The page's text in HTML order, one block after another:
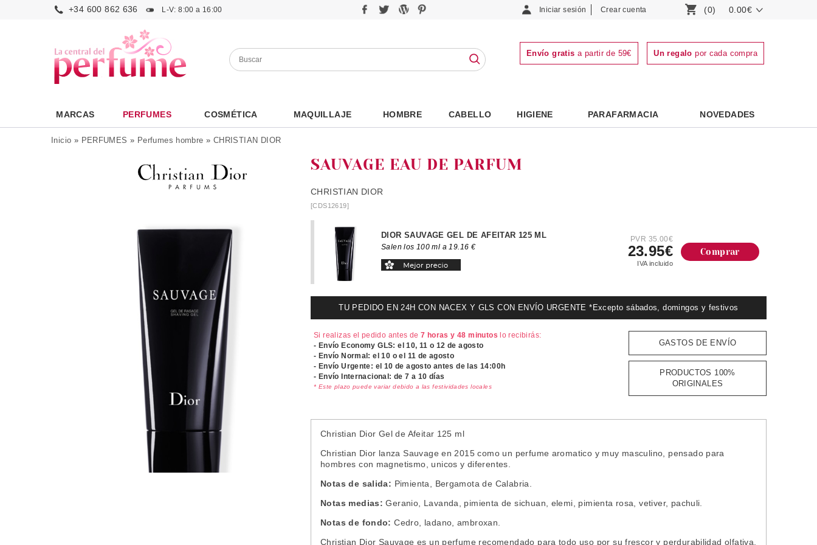
+34 600 862 636 L-V: 8:00 a 16:00 Iniciar sesión Crear cuenta (0) 0.00€
Envío gratis a partir de 59€ Un regalo por cada compra
MARCAS PERFUMES COSMÉTICA MAQUILLAJE HOMBRE CABELLO HIGIENE PARAFARMACIA NOVEDADES
Inicio » PERFUMES » Perfumes hombre » CHRISTIAN DIOR
SAUVAGE EAU DE PARFUM
CHRISTIAN DIOR
[CDS12619]
DIOR SAUVAGE GEL DE AFEITAR 125 ML
Salen los 100 ml a 19.16 €
PVR 35.00€
23.95€
IVA incluido
Comprar
TU PEDIDO EN 24H CON NACEX Y GLS CON ENVÍO URGENTE *Excepto sábados, domingos y festivos
Si realizas el pedido antes de7 horas y 48 minutos lo recibirás:
- Envío Economy GLS: el10, 11 o 12 de agosto
- Envío Normal: el10 o el 11 de agosto
- Envío Urgente: el 10 de agosto antes de las 14:00h
- Envío Internacional: de 7 a 10 días
* Este plazo puede variar debido a las festividades locales
GASTOS DE ENVÍO
PRODUCTOS 100%
ORIGINALES
Christian Dior Gel de Afeitar 125 ml
Christian Dior lanza Sauvage en 2015 como un perfume aromatico y muy masculino, pensado para
hombres con magnetismo, unicos y diferentes.
Notas de salida: Pimienta, Bergamota de Calabria.
Notas medias: Geranio, Lavanda, pimienta de sichuan, elemi, pimienta rosa, vetiver, pachuli.
Notas de fondo: Cedro, ladano, ambroxan.
Christian Dior Sauvage es un perfume recomendado para todo uso por su frescor y perdurabilidad olfativa.